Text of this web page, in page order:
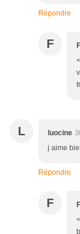
Répondre
F
L luocine
j aime
Répondre
F